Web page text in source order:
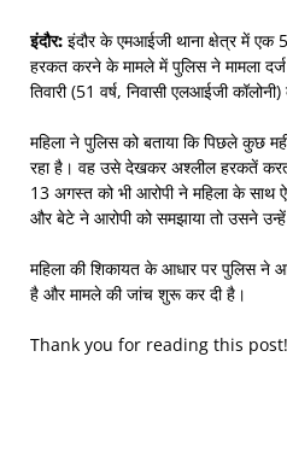
इंदौर: इंदौर के एमआईजी थाना क्षेत्र में एक
हरकत करने के मामले में पुलिस ने मामला दर्ज
तिवारी (51 वर्ष, निवासी एलआईजी
महिला ने पुलिस को बताया कि पिछले कुछ
रहा है। वह उसे देखकर अश्लील हरकतें
13 अगस्त को भी आरोपी ने महिला के साथ
और बेटे ने आरोपी को समझाया तो उसने उन्हें
महिला की शिकायत के आधार पर पुलिस ने
है और मामले की जांच शुरू कर दी है।
Thank you for reading this post!